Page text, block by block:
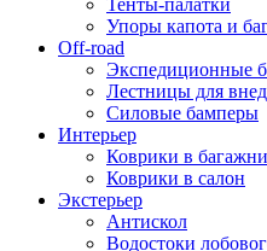
Упоры капота и
Off-road
Экспедиционные
Лестницы для
Силовые бамперы
Интерьер
Коврики в
Коврики в салон
Экстерьер
Антискол
Водостоки